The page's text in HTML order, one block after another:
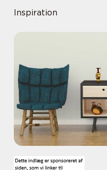
Inspiration